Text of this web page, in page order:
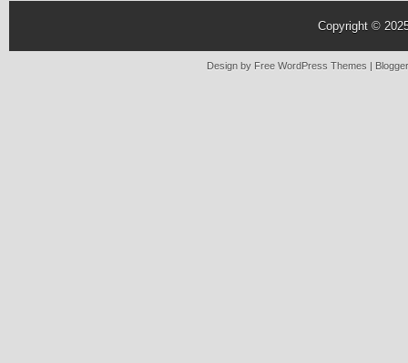
Copyright ©
Design by Free WordPress Themes |